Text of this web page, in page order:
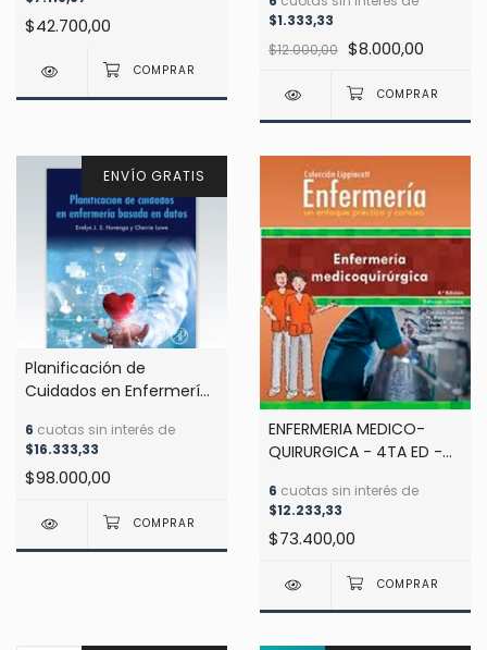
Willis
$42.700,00
- 2DA ED - Lopez Ibañez
$1.333,33
$12.000,00 $8.000,00
ENVÍO GRATIS
Planificación de
Cuidados en Enfermería
Hovenga
6 cuotas sin interés de
$16.333,33
$98.000,00
ENFERMERIA MEDICO-
QUIRURGICA - 4TA ED -
Gersch
6 cuotas sin interés de
$12.233,33
$73.400,00